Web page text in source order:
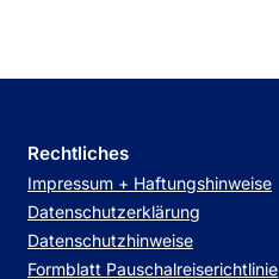
Rechtliches
Impressum + Haftungshinweise
Datenschutzerklärung
Datenschutzhinweise
Formblatt Pauschalreiserichtlinie